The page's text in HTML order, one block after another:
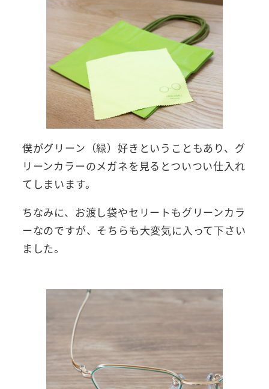
僕がグリーン（緑）好きということもあり、グ
リーンカラーのメガネを見るとついつい仕入れ
てしまいます。
ちなみに、お渡し袋やセリートもグリーンカラ
ーなのですが、そちらも大変気に入って下さい
ました。